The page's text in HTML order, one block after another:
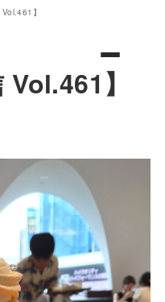
Vol.461】
Vol.461】